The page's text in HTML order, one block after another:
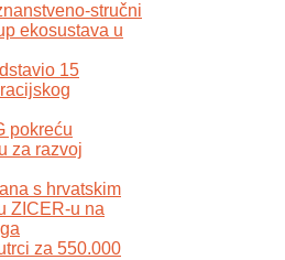
stručni
ekosustava u
15
pokreću
za razvoj
s hrvatskim
ZICER-u na
za 550.000